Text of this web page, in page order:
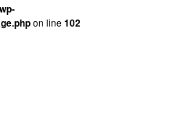
on line102